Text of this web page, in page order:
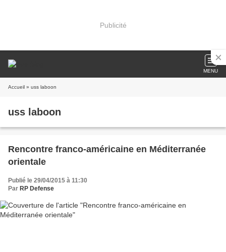
Publicité
MENU
Accueil » uss laboon
uss laboon
Rencontre franco-américaine en Méditerranée
orientale
Publié le 29/04/2015 à 11:30
Par RP Defense